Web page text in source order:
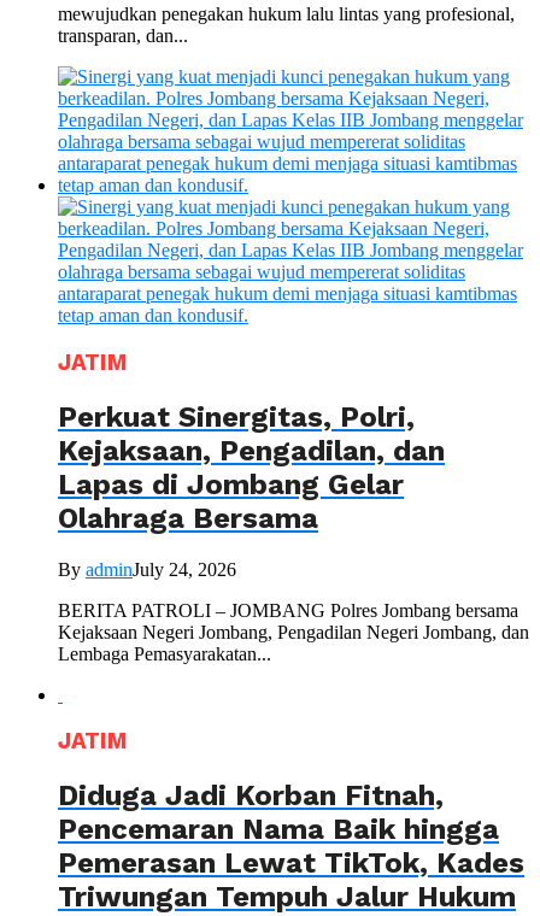
mewujudkan penegakan hukum lalu lintas yang profesional,
transparan, dan...
JATIM
Perkuat Sinergitas, Polri,
Kejaksaan, Pengadilan, dan
Lapas di Jombang Gelar
Olahraga Bersama
By adminJuly 24, 2026
BERITA PATROLI – JOMBANG Polres Jombang bersama
Kejaksaan Negeri Jombang, Pengadilan Negeri Jombang, dan
Lembaga Pemasyarakatan...
JATIM
Diduga Jadi Korban Fitnah,
Pencemaran Nama Baik hingga
Pemerasan Lewat TikTok, Kades
Triwungan Tempuh Jalur Hukum